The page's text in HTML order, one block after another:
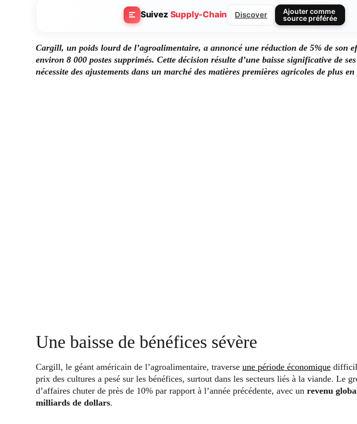
Suivez Supply-Chain Discover
Ajouter comme
source préférée
Cargill, un poids lourd de l’agroalimentaire, a annoncé une réduction de 5% de son
environ 8 000 postes supprimés. Cette décision résulte d’une baisse significative de
nécessite des ajustements dans un marché des matières premières agricoles de plus
Une baisse de bénéfices sévère
Cargill, le géant américain de l’agroalimentaire, traverse une période économique
prix des cultures a pesé sur les bénéfices, surtout dans les secteurs liés à la viande. Le
d’affaires chuter de près de 10% par rapport à l’année précédente, avec un revenu
milliards de dollars.